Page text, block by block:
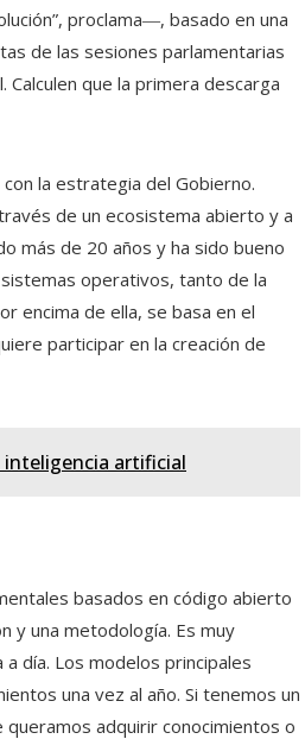
proclama―, basado en una
de las sesiones parlamentarias
Calculen que la primera descarga
la estrategia del Gobierno.
de un ecosistema abierto y a
más de 20 años y ha sido bueno
operativos, tanto de la
encima de ella, se basa en el
participar en la creación de
inteligencia artificial
basados ​​en código abierto
y una metodología. Es muy
día. Los modelos principales
una vez al año. Si tenemos un
adquirir conocimientos o